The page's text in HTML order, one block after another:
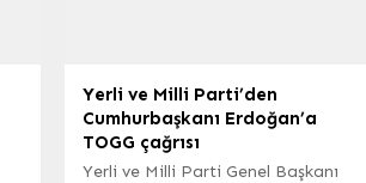
sektörün geleceğine dair
bilgilendirmeyi ve
farkındalıklarını...
Yerli ve Milli Parti’den
Cumhurbaşkanı Erdoğan’a
TOGG çağrısı
Yerli ve Milli Parti Genel Başkanı